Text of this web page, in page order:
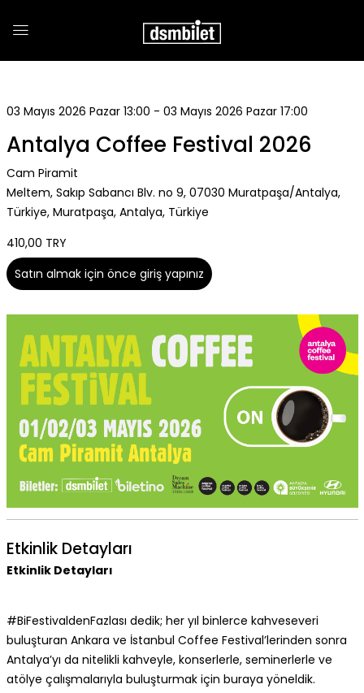
03 Mayıs 2026 Pazar 13:00 - 03 Mayıs 2026 Pazar 17:00
Antalya Coffee Festival 2026
Cam Piramit
Meltem, Sakıp Sabancı Blv. no 9, 07030 Muratpaşa/Antalya,
Türkiye, Muratpaşa, Antalya, Türkiye
410,00 TRY
Satın almak için önce giriş yapınız
Etkinlik Detayları
Etkinlik Detayları
#BiFestivaldenFazlası dedik; her yıl binlerce kahveseveri
buluşturan Ankara ve İstanbul Coffee Festival’lerinden sonra
Antalya’yı da nitelikli kahveyle, konserlerle, seminerlerle ve
atölye çalışmalarıyla buluşturmak için buraya yöneldik.